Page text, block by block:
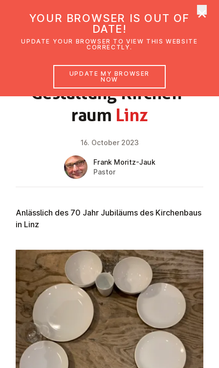
Gestal­tung Kirchen­
raum Linz
NEWS
16. October 2023
Frank Moritz-Jauk
Pastor
Anlässlich des 70 Jahr Jubiläums des Kirchenbaus
in Linz
YOUR BROWSER IS OUT OF
DATE!
UPDATE YOUR BROWSER TO VIEW THIS WEBSITE
CORRECTLY.
UPDATE MY BROWSER
NOW
×